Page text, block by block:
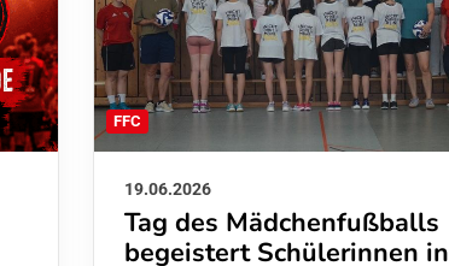
FFC
19.06.2026
Tag des Mädchenfußballs
begeistert Schülerinnen in